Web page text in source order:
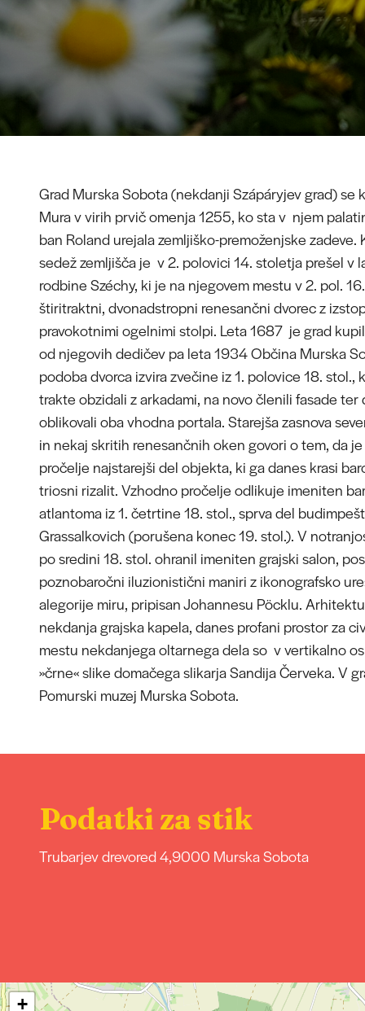
Grad Murska Sobota (nekdanji Szápáryjev grad) se
Mura v virih prvič omenja 1255, ko sta v njem
ban Roland urejala zemljiško-premoženjske zadeve.
sedež zemljišča je v 2. polovici 14. stoletja prešel v
rodbine Széchy, ki je na njegovem mestu v 2. pol.
štiritraktni, dvonadstropni renesančni dvorec z
pravokotnimi ogelnimi stolpi. Leta 1687 je grad
od njegovih dedičev pa leta 1934 Občina Murska
podoba dvorca izvira zvečine iz 1. polovice 18. stol.,
trakte obzidali z arkadami, na novo členili fasade ter
oblikovali oba vhodna portala. Starejša zasnova
in nekaj skritih renesančnih oken govori o tem, da
pročelje najstarejši del objekta, ki ga danes krasi
triosni rizalit. Vzhodno pročelje odlikuje imeniten
atlantoma iz 1. četrtine 18. stol., sprva del
Grassalkovich (porušena konec 19. stol.). V
po sredini 18. stol. ohranil imeniten grajski salon,
poznobaročni iluzionistični maniri z ikonografsko
alegorije miru, pripisan Johannesu Pöcklu.
nekdanja grajska kapela, danes profani prostor za
mestu nekdanjega oltarnega dela so v vertikalno
»črne« slike domačega slikarja Sandija Červeka. V
Pomurski muzej Murska Sobota.
Podatki za stik
Trubarjev drevored 4,9000 Murska Sobota
+